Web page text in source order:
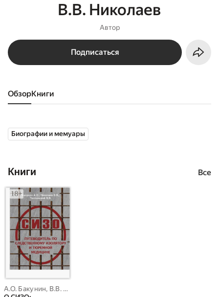
В.В. Николаев
Автор
Подписаться
Обзор книги
Биографии и мемуары
Книги Все
А.О. Бакунин, В.В. Николаев